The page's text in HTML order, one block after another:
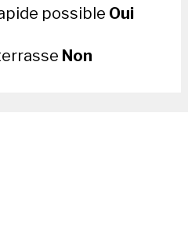
possible Oui
Non